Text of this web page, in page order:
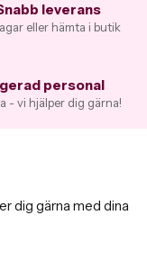
leverans
eller hämta i butik
personal
- vi hjälper dig gärna!
dig gärna med dina